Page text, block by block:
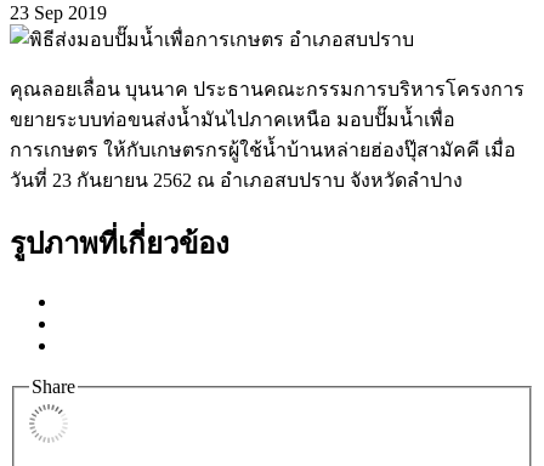
23 Sep 2019
คุณลอยเลื่อน บุนนาค ประธานคณะกรรมการบริหารโครงการ
ขยายระบบท่อขนส่งน้ำมันไปภาคเหนือ มอบปั๊มน้ำเพื่อ
การเกษตร ให้กับเกษตรกรผู้ใช้น้ำบ้านหล่ายฮ่องปุ๊สามัคคี เมื่อ
วันที่ 23 กันยายน 2562 ณ อำเภอสบปราบ จังหวัดลำปาง
รูปภาพที่เกี่ยวข้อง
Share